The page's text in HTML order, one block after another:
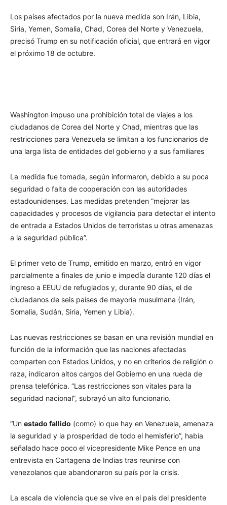
Los países afectados por la nueva medida son Irán, Libia,
Siria, Yemen, Somalia, Chad, Corea del Norte y Venezuela,
precisó Trump en su notificación oficial, que entrará en vigor
el próximo 18 de octubre.
Washington impuso una prohibición total de viajes a los
ciudadanos de Corea del Norte y Chad, mientras que las
restricciones para Venezuela se limitan a los funcionarios de
una larga lista de entidades del gobierno y a sus familiares
La medida fue tomada, según informaron, debido a su poca
seguridad o falta de cooperación con las autoridades
estadounidenses. Las medidas pretenden “mejorar las
capacidades y procesos de vigilancia para detectar el intento
de entrada a Estados Unidos de terroristas u otras amenazas
a la seguridad pública”.
El primer veto de Trump, emitido en marzo, entró en vigor
parcialmente a finales de junio e impedía durante 120 días el
ingreso a EEUU de refugiados y, durante 90 días, el de
ciudadanos de seis países de mayoría musulmana (Irán,
Somalia, Sudán, Siria, Yemen y Libia).
Las nuevas restricciones se basan en una revisión mundial en
función de la información que las naciones afectadas
comparten con Estados Unidos, y no en criterios de religión o
raza, indicaron altos cargos del Gobierno en una rueda de
prensa telefónica. “Las restricciones son vitales para la
seguridad nacional”, subrayó un alto funcionario.
“Un estado fallido (como) lo que hay en Venezuela, amenaza
la seguridad y la prosperidad de todo el hemisferio”, había
señalado hace poco el vicepresidente Mike Pence en una
entrevista en Cartagena de Indias tras reunirse con
venezolanos que abandonaron su país por la crisis.
La escala de violencia que se vive en el país del presidente